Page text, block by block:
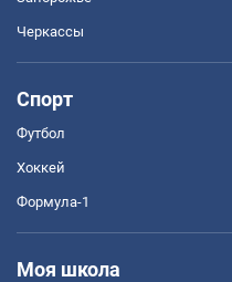
Черкассы
Спорт
Футбол
Хоккей
Формула-1
Моя школа